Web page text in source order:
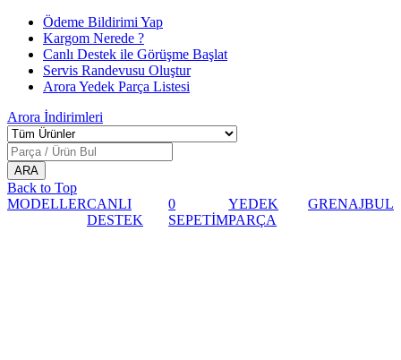
Ödeme Bildirimi Yap
Kargom Nerede ?
Canlı Destek ile Görüşme Başlat
Servis Randevusu Oluştur
Arora Yedek Parça Listesi
Arora İndirimleri
Back to Top
MODELLERCANLI
DESTEK
0
SEPETİM
YEDEK
PARÇA
GRENAJBUL